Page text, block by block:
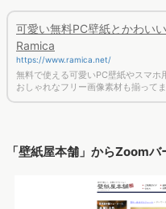
可愛い無料PC壁紙とかわい
Ramica
https://www.ramica.net/
無料で使える可愛いPC壁紙やスマ
おしゃれなフリー画像素材も揃ってま
「壁紙屋本舗」からZoom